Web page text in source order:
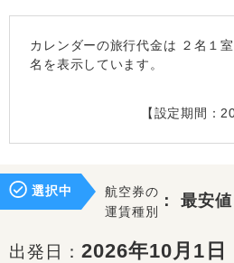
カレンダーの旅行代金は ２名１室
名を表示しています。
【設定期間：
選択中
航空券の
運賃種別
：最安値
出発日： 2026年10月1日